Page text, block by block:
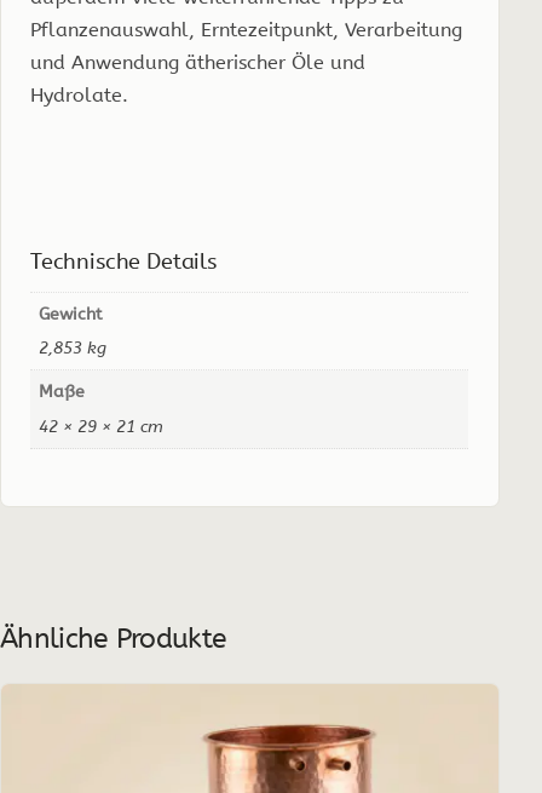
Pflanzenauswahl, Erntezeitpunkt, Verarbeitung
und Anwendung ätherischer Öle und
Hydrolate.
Technische Details
Gewicht
2,853 kg
Maße
42 × 29 × 21 cm
Ähnliche Produkte